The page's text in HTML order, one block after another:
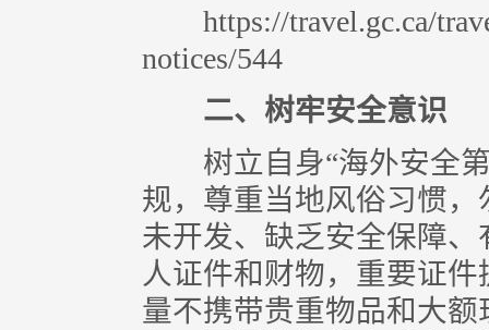
https://travel.gc.ca/
notices/544
二、树牢安全意识
树立自身“海外安全第
规，尊重当地风俗习惯
未开发、缺乏安全保障
人证件和财物，重要证
量不携带贵重物品和大